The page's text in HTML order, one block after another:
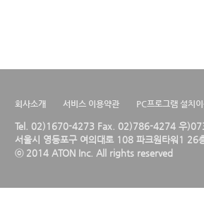
회사소개 서비스 이용약관 PC프로그램 설치
Tel. 02)1670-4273 Fax. 02)786-4274 우
서울시 영등포구 여의대로 108 파크원타워1 26
ⓒ 2014 ATON Inc. All rights reserved